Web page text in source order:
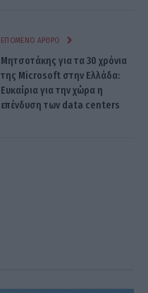
ΕΠΌΜΕΝΟ ΆΡΘΡΟ
Μητσοτάκης για τα 30 χρόνια
της Microsoft στην Ελλάδα:
Ευκαίρια για την χώρα η
επένδυση των data centers